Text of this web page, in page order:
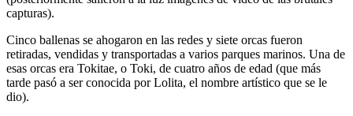
capturas).
Cinco ballenas se ahogaron en las redes y siete orcas fueron
retiradas, vendidas y transportadas a varios parques marinos. Una de
esas orcas era Tokitae, o Toki, de cuatro años de edad (que más
tarde pasó a ser conocida por Lolita, el nombre artístico que se le
dio).